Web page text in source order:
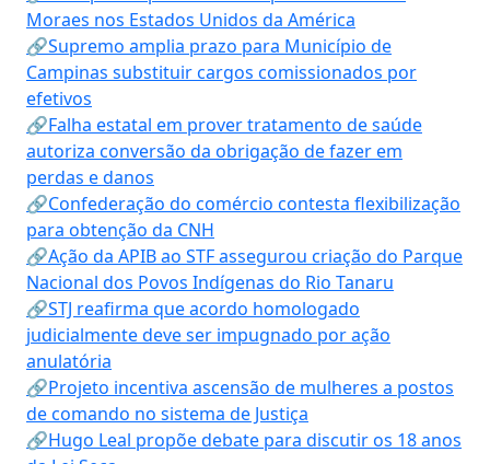
Moraes nos Estados Unidos da América
🔗Supremo amplia prazo para Município de
Campinas substituir cargos comissionados por
efetivos
🔗Falha estatal em prover tratamento de saúde
autoriza conversão da obrigação de fazer em
perdas e danos
🔗Confederação do comércio contesta flexibilização
para obtenção da CNH
🔗Ação da APIB ao STF assegurou criação do Parque
Nacional dos Povos Indígenas do Rio Tanaru
🔗STJ reafirma que acordo homologado
judicialmente deve ser impugnado por ação
anulatória
🔗Projeto incentiva ascensão de mulheres a postos
de comando no sistema de Justiça
🔗Hugo Leal propõe debate para discutir os 18 anos